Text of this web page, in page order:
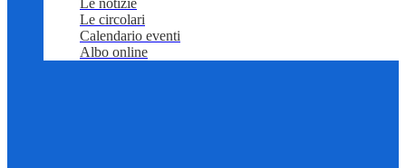
Le notizie
Le circolari
Calendario eventi
Albo online